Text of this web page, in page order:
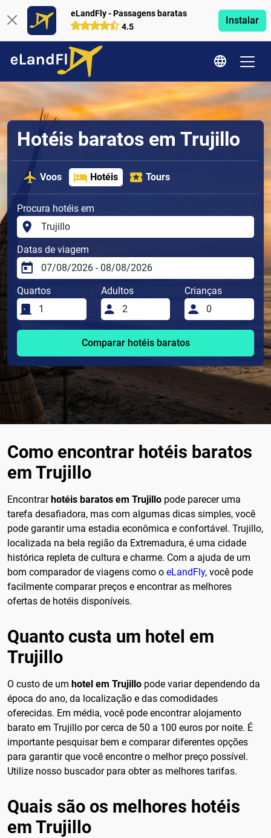
eLandFly - Passagens baratas
4.5
Instalar
Hotéis baratos em Trujillo
Voos Hotéis Tours
Procura hotéis em
Datas de viagem
Quartos Adultos Crianças
Comparar hotéis baratos
Como encontrar hotéis baratos
em Trujillo
Encontrar hotéis baratos em Trujillo pode parecer uma
tarefa desafiadora, mas com algumas dicas simples, você
pode garantir uma estadia econômica e confortável. Trujillo,
localizada na bela região da Extremadura, é uma cidade
histórica repleta de cultura e charme. Com a ajuda de um
bom comparador de viagens como o eLandFly, você pode
facilmente comparar preços e encontrar as melhores
ofertas de hotéis disponíveis.
Quanto custa um hotel em
Trujillo
O custo de um hotel em Trujillo pode variar dependendo da
época do ano, da localização e das comodidades
oferecidas. Em média, você pode encontrar alojamento
barato em Trujillo por cerca de 50 a 100 euros por noite. É
importante pesquisar bem e comparar diferentes opções
para garantir que você encontre o melhor preço possível.
Utilize nosso buscador para obter as melhores tarifas.
Quais são os melhores hotéis
em Trujillo